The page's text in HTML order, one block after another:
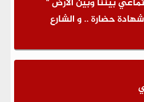
بيننا وبين الأرض "
حضارة .. و الشارع